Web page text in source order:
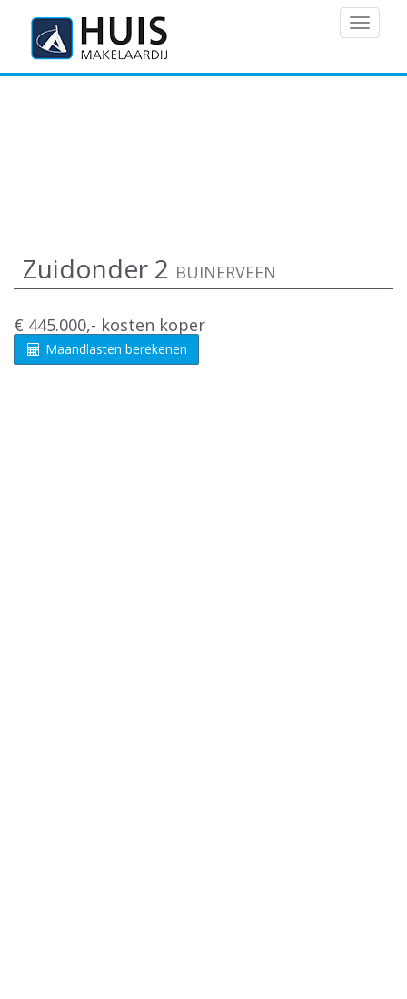
MENU
Zuidonder 2 BUINERVEEN
€ 445.000,- kosten koper
Maandlasten berekenen